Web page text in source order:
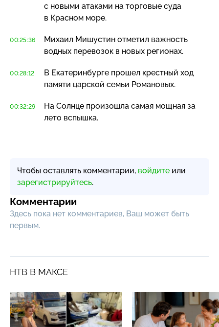
с новыми атаками на торговые суда
в Красном море.
00:25:36
Михаил Мишустин отметил важность
водных перевозок в новых регионах.
00:28:12
В Екатеринбурге прошел крестный ход
памяти царской семьи Романовых.
00:32:29
На Солнце произошла самая мощная за
лето вспышка.
Чтобы оставлять комментарии, войдите или
зарегистрируйтесь.
Комментарии
Здесь пока нет комментариев, Ваш может быть
первым.
НТВ В МАКСЕ